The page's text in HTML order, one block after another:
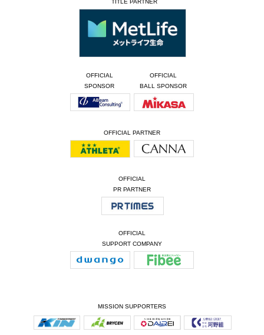
TITLE PARTNER
OFFICIAL
SPONSOR
OFFICIAL
BALL SPONSOR
OFFICIAL PARTNER
OFFICIAL
PR PARTNER
OFFICIAL
SUPPORT COMPANY
MISSION SUPPORTERS